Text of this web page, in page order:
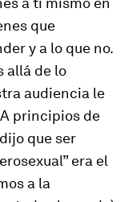
que
y a lo que no.
allá de lo
audiencia le
principios de
que ser
era el
a la